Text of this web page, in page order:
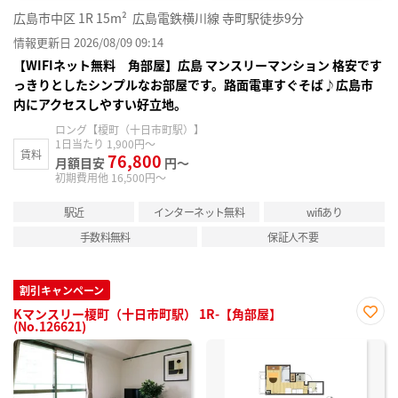
広島市中区 1R 15m² 広島電鉄横川線 寺町駅徒歩9分
情報更新日 2026/08/09 09:14
【WIFIネット無料 角部屋】広島 マンスリーマンション 格安です
っきりとしたシンプルなお部屋です。路面電車すぐそば♪広島市
内にアクセスしやすい好立地。
賃料
ロング【榎町（十日市町駅）】
1日当たり 1,900円～
月額目安76,800 円～
初期費用他 16,500円～
駅近 インターネット無料
wifiあり
手数料無料
保証人不要
割引キャンペーン
Kマンスリー榎町（十日市町駅） 1R-【角部屋】
(No.126621)
に入